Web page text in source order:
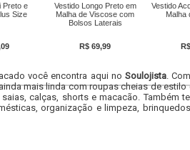
Preto e
Size
Vestido Longo Preto em
Malha de Viscose com
Bolsos Laterais
R$ 69,99
Vestido
Malha
você encontra aqui no Soulojista.
mais linda com roupas cheias de estilo
calças, shorts e macacão. Também
organização e limpeza,